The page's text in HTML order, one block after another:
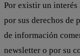
Por existir un interés
por sus derechos de
de información
newsletter o por su